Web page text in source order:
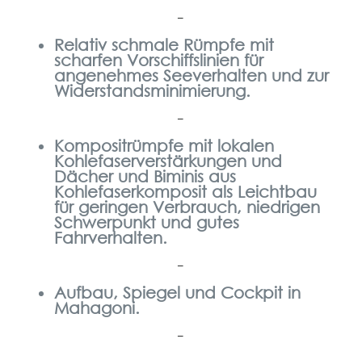
–
Relativ schmale Rümpfe mit
scharfen Vorschiffslinien für
angenehmes Seeverhalten und zur
Widerstandsminimierung.
–
Kompositrümpfe mit lokalen
Kohlefaserverstärkungen und
Dächer und Biminis aus
Kohlefaserkomposit als Leichtbau
für geringen Verbrauch, niedrigen
Schwerpunkt und gutes
Fahrverhalten.
–
Aufbau, Spiegel und Cockpit in
Mahagoni.
–